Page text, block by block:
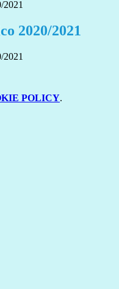
2021
2020/2021
2021
POLICY.